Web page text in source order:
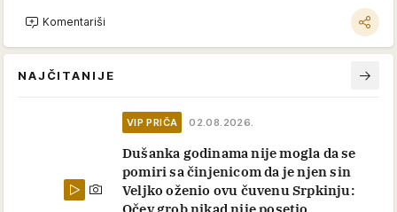
Komentariši
NAJČITANIJE
VIP PRIČA 02.08.2026.
Dušanka godinama nije mogla da se
pomiri sa činjenicom da je njen sin
Veljko oženio ovu čuvenu Srpkinju:
Očev grob nikad nije posetio